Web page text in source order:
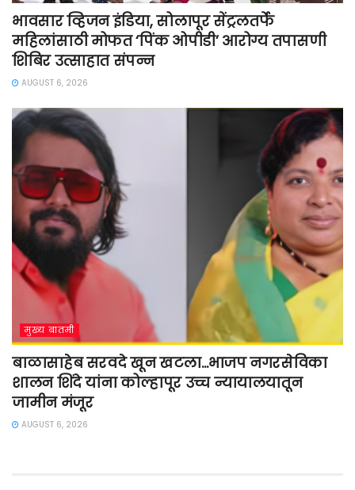
भावसार व्हिजन इंडिया, सोलापूर सेंट्रलतर्फे
महिलांसाठी मोफत ‘पिंक ओपीडी’ आरोग्य तपासणी
शिबिर उत्साहात संपन्न
AUGUST 6, 2026
मुख्य बातमी
बाळासाहेब सरवदे खून खटला…भाजप नगरसेविका
शालन शिंदे यांना कोल्हापूर उच्च न्यायालयातून
जामीन मंजूर
AUGUST 6, 2026